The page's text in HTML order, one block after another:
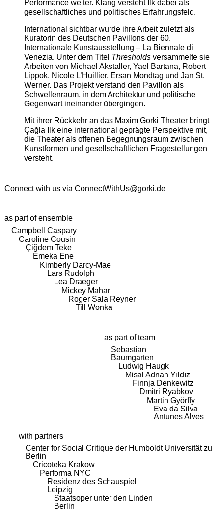
Performance weiter. Klang versteht Ilk dabei als
gesellschaftliches und politisches Erfahrungsfeld.
International sichtbar wurde ihre Arbeit zuletzt als
Kuratorin des Deutschen Pavillons der 60.
Internationale Kunstausstellung – La Biennale di
Venezia. Unter dem Titel Thresholdsversammelte sie
Arbeiten von Michael Akstaller, Yael Bartana, Robert
Lippok, Nicole L’Huillier, Ersan Mondtag und Jan St.
Werner. Das Projekt verstand den Pavillon als
Schwellenraum, in dem Architektur und politische
Gegenwart ineinander übergingen.
Mit ihrer Rückkehr an das Maxim Gorki Theater bringt
Çağla Ilk eine international geprägte Perspektive mit,
die Theater als offenen Begegnungsraum zwischen
Kunstformen und gesellschaftlichen Fragestellungen
versteht.
Connect with us via ConnectWithUs@gorki.de
as part of ensemble
Campbell Caspary
Caroline Cousin
Çiğdem Teke
Emeka Ene
Kimberly Darcy-Mae
Lars Rudolph
Lea Draeger
Mickey Mahar
Roger Sala Reyner
Till Wonka
as part of team
Sebastian
Baumgarten
Ludwig Haugk
Misal Adnan Yıldız
Finnja Denkewitz
Dmitri Ryabkov
Martin Györffy
Eva da Silva
Antunes Alves
with partners
Center for Social Critique der Humboldt Universität zu
Berlin
Cricoteka Krakow
Performa NYC
Residenz des Schauspiel
Leipzig
Staatsoper unter den Linden
Berlin